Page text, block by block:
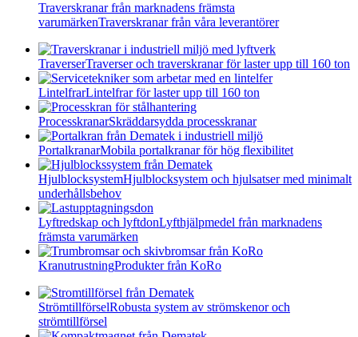
Traverskranar från marknadens främsta
varumärkenTraverskranar från våra leverantörer
TraverserTraverser och traverskranar för laster upp till 160 ton
LintelfrarLintelfrar för laster upp till 160 ton
ProcesskranarSkräddarsydda processkranar
PortalkranarMobila portalkranar för hög flexibilitet
HjulblocksystemHjulblocksystem och hjulsatser med minimalt
underhållsbehov
Lyftredskap och lyftdonLyfthjälpmedel från marknadens
främsta varumärken
KranutrustningProdukter från KoRo
StrömtillförselRobusta system av strömskenor och
strömtillförsel